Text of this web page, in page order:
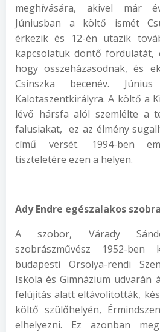
meghívására, akivel már
Júniusban a költő ismét
érkezik és 12-én utazik
kapcsolatuk döntő fordulatát,
hogy összeházasodnak, és
Csinszka becenév.
Kalotaszentkirályra. A költő a
lévő hársfa alól szemlélte a
falusiakat, ez az élmény
című versét. 1994-ben
tiszteletére ezen a helyen.
Ady Endre egészalakos
A szobor, Várady
szobrászművész 1952-
budapesti Orsolya-rendi
Iskola és Gimnázium udvarán
felújítás alatt eltávolították,
költő szülőhelyén,
elhelyezni. Ez azonban